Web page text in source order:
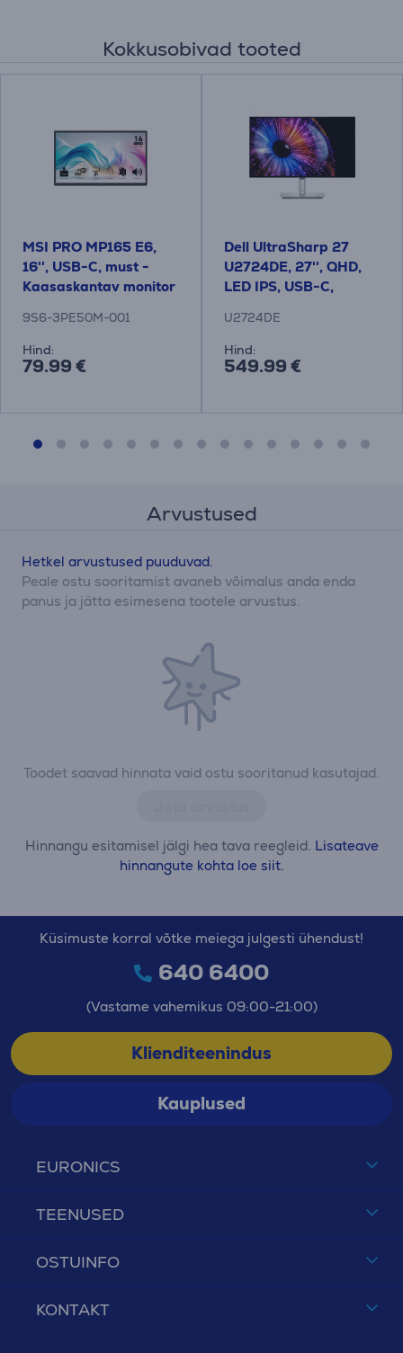
Kokkusobivad tooted
MSI PRO MP165 E6,
16'', USB-C, must -
Kaasaskantav monitor
9S6-3PE50M-001
Hind:
79.99 €
Dell UltraSharp 27
U2724DE, 27'', QHD,
LED IPS, USB-C,
Monitor
U2724DE
Hind:
549.99 €
Arvustused
Toodet saavad hinnata vaid ostu sooritanud kasutajad.
Hinnangu esitamisel jälgi hea tava reegleid. Lisateave
hinnangute kohta loe siit.
Hetkel arvustused puuduvad.
Peale ostu sooritamist avaneb võimalus anda enda
panus ja jätta esimesena tootele arvustus.
EURONICS
TEENUSED
OSTUINFO
KONTAKT
Küsimuste korral võtke meiega julgesti ühendust!
640 6400
(Vastame vahemikus 09:00-21:00)
Klienditeenindus
Kauplused